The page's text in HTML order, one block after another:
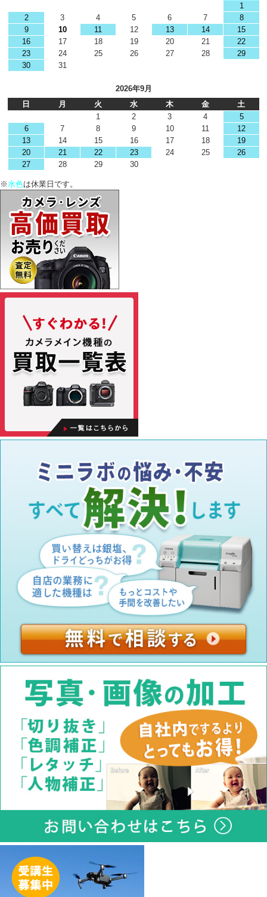
1
2
3 4 5 6 7
8
9
10 11 12 13 14
15
16
17 18 19 20 21
22
23
24 25 26 27 28
29
30
31
2026年9月
日
月 火 水 木 金
土
1
2 3 4
5
6
7 8 9 10 11
12
13
14 15 16 17 18
19
20
21 22 23 24 25
26
27
28 29 30
※水色は休業日です。